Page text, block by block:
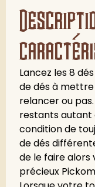
Lancez les 8
de dés à
relancer ou
restants autant
condition de
de dés
de le faire alors
précieux